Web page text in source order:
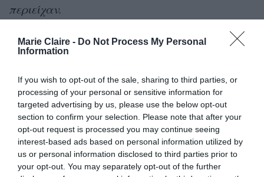
Marie Claire - Do Not Process My Personal
Information
If you wish to opt-out of the sale, sharing to third parties, or
processing of your personal or sensitive information for
targeted advertising by us, please use the below opt-out
section to confirm your selection. Please note that after your
opt-out request is processed you may continue seeing
interest-based ads based on personal information utilized by
us or personal information disclosed to third parties prior to
your opt-out. You may separately opt-out of the further
περιείχαν.
Θα μπορούσα απλώς να τους μπλοκάρω ή να
τους καταγγείλω,
“αμήν” και έτσι τράβηξα screenshot όλα όσα
μου έγραφαν.Βρήκα τις μαμάδες τους στο
Facebook και τους έστειλα τις φωτογραφίες,
μαζί με μια εξήγηση για το τι συνέβαινε
ακριβώς.